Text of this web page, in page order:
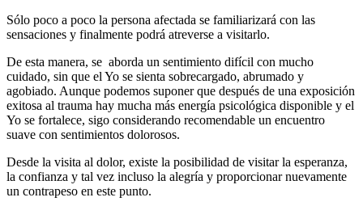
Sólo poco a poco la persona afectada se familiarizará con las
sensaciones y finalmente podrá atreverse a visitarlo.
De esta manera, se aborda un sentimiento difícil con mucho
cuidado, sin que el Yo se sienta sobrecargado, abrumado y
agobiado. Aunque podemos suponer que después de una exposición
exitosa al trauma hay mucha más energía psicológica disponible y el
Yo se fortalece, sigo considerando recomendable un encuentro
suave con sentimientos dolorosos.
Desde la visita al dolor, existe la posibilidad de visitar la esperanza,
la confianza y tal vez incluso la alegría y proporcionar nuevamente
un contrapeso en este punto.